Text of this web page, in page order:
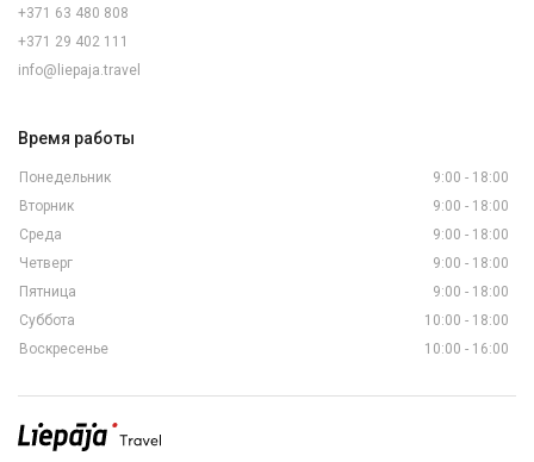
+371 63 480 808
+371 29 402 111
info@liepaja.travel
Время работы
Понедельник
9:00 - 18:00
Вторник
9:00 - 18:00
Среда
9:00 - 18:00
Четверг
9:00 - 18:00
Пятница
9:00 - 18:00
Суббота
10:00 - 18:00
Воскресенье
10:00 - 16:00